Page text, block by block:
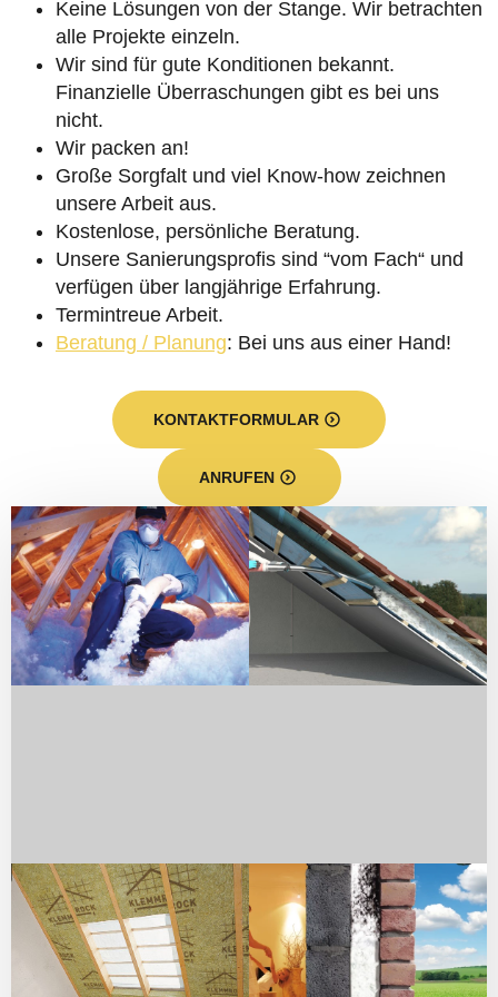
Keine Lösungen von der Stange. Wir betrachten
alle Projekte einzeln.
Wir sind für gute Konditionen bekannt.
Finanzielle Überraschungen gibt es bei uns
nicht.
Wir packen an!
Große Sorgfalt und viel Know-how zeichnen
unsere Arbeit aus.
Kostenlose, persönliche Beratung.
Unsere Sanierungsprofis sind “vom Fach“ und
verfügen über langjährige Erfahrung.
Termintreue Arbeit.
Beratung / Planung: Bei uns aus einer Hand!
KONTAKTFORMULAR
ANRUFEN